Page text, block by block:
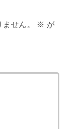
せん。 ※ が